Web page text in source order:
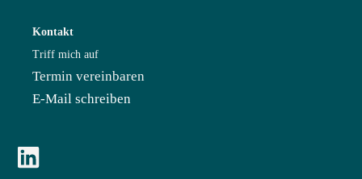
Kontakt
Triff mich auf
Termin vereinbaren
E-Mail schreiben